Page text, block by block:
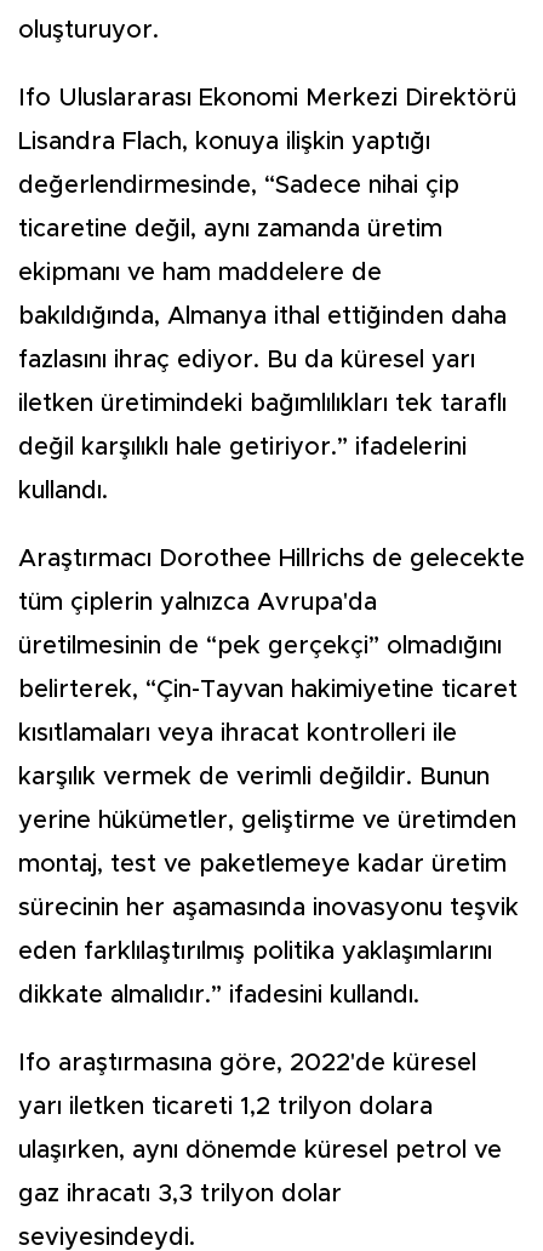
oluşturuyor.
Ifo Uluslararası Ekonomi Merkezi Direktörü
Lisandra Flach, konuya ilişkin yaptığı
değerlendirmesinde, “Sadece nihai çip
ticaretine değil, aynı zamanda üretim
ekipmanı ve ham maddelere de
bakıldığında, Almanya ithal ettiğinden daha
fazlasını ihraç ediyor. Bu da küresel yarı
iletken üretimindeki bağımlılıkları tek taraflı
değil karşılıklı hale getiriyor.” ifadelerini
kullandı.
Araştırmacı Dorothee Hillrichs de gelecekte
tüm çiplerin yalnızca Avrupa'da
üretilmesinin de “pek gerçekçi” olmadığını
belirterek, “Çin-Tayvan hakimiyetine ticaret
kısıtlamaları veya ihracat kontrolleri ile
karşılık vermek de verimli değildir. Bunun
yerine hükümetler, geliştirme ve üretimden
montaj, test ve paketlemeye kadar üretim
sürecinin her aşamasında inovasyonu teşvik
eden farklılaştırılmış politika yaklaşımlarını
dikkate almalıdır.” ifadesini kullandı.
Ifo araştırmasına göre, 2022'de küresel
yarı iletken ticareti 1,2 trilyon dolara
ulaşırken, aynı dönemde küresel petrol ve
gaz ihracatı 3,3 trilyon dolar
seviyesindeydi.